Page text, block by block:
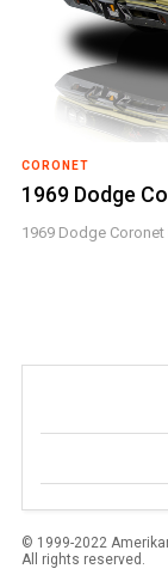
CORONET
1969 Dodge
1969 Dodge Coronet
© 1999-2022
All rights reserved.